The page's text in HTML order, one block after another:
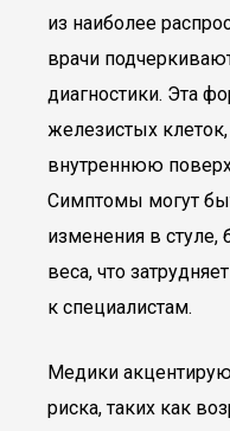
из наиболее
врачи
диагностики. Эта
железистых
внутреннюю
Симптомы могут
изменения в
веса, что
к специалистам.
Медики
риска, таких как